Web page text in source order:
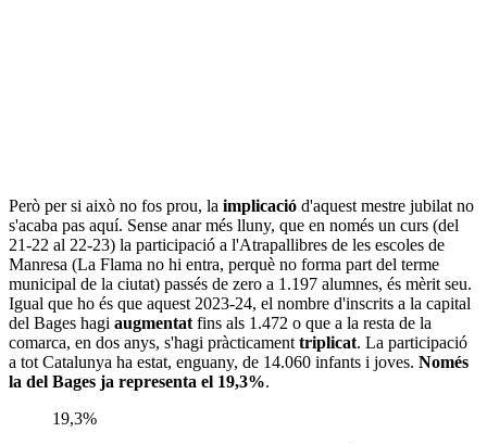
Però per si això no fos prou, la implicació d'aquest mestre jubilat no
s'acaba pas aquí. Sense anar més lluny, que en només un curs (del
21-22 al 22-23) la participació a l'Atrapallibres de les escoles de
Manresa (La Flama no hi entra, perquè no forma part del terme
municipal de la ciutat) passés de zero a 1.197 alumnes, és mèrit seu.
Igual que ho és que aquest 2023-24, el nombre d'inscrits a la capital
del Bages hagi augmentatfins als 1.472 o que a la resta de la
comarca, en dos anys, s'hagi pràcticamenttriplicat. La participació
a tot Catalunya ha estat, enguany, de 14.060 infants i joves. Només
la del Bages ja representa el 19,3%.
19,3%